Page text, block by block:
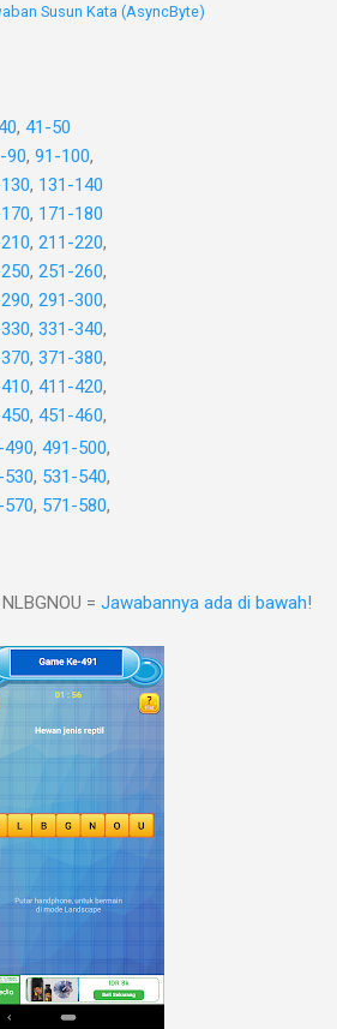
Susun Kata (AsyncByte)
, 41-50
90, 91-100,
, 131-140
, 171-180
, 211-220,
, 251-260,
, 291-300,
, 331-340,
, 371-380,
, 411-420,
, 451-460,
, 491-500,
530, 531-540,
570, 571-580,
= Jawabannya ada di bawah!